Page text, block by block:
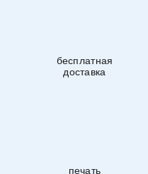
бесплатная
доставка
печать